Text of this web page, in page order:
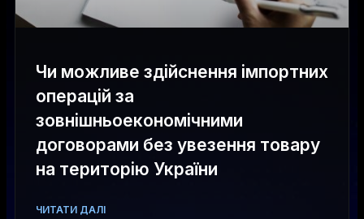
Чи можливе здійснення імпортних
операцій за
зовнішньоекономічними
договорами без увезення товару
на територію України
ЧИТАТИ ДАЛІ